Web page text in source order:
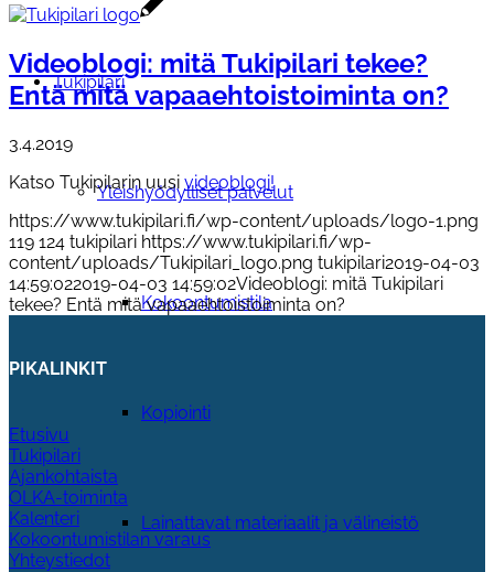
Tukipilari
Yleishyödylliset palvelut
Kokoontumistila
Kopiointi
Lainattavat materiaalit ja välineistö
Videoblogi: mitä Tukipilari tekee?
Entä mitä vapaaehtoistoiminta on?
3.4.2019
Katso Tukipilarin uusi videoblogi!
https://www.tukipilari.fi/wp-content/uploads/logo-1.png
119 124 tukipilari https://www.tukipilari.fi/wp-
content/uploads/Tukipilari_logo.png tukipilari2019-04-03
14:59:022019-04-03 14:59:02Videoblogi: mitä Tukipilari
tekee? Entä mitä vapaaehtoistoiminta on?
PIKALINKIT
Etusivu
Tukipilari
Ajankohtaista
OLKA-toiminta
Kalenteri
Kokoontumistilan varaus
Yhteystiedot